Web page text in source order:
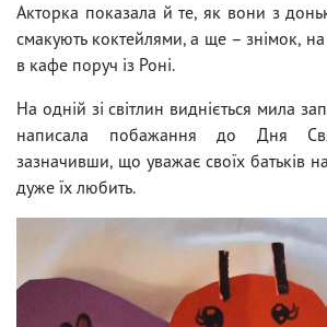
Акторка показала й те, як вони з
смакують коктейлями, а ще – знімок,
в кафе поруч із Роні.
На одній зі світлин видніється мила
написала побажання до Дня
зазначивши, що уважає своїх батьків
дуже їх любить.